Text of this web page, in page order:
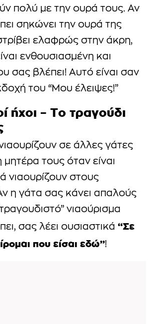
πολύ με την ουρά τους. Αν
σηκώνει την ουρά της
ελαφρώς στην άκρη,
ενθουσιασμένη και
σας βλέπει! Αυτό είναι σαν
του “Μου έλειψες!”
ήχοι – Το τραγούδι
σε άλλες γάτες
τους όταν είναι
νιαουρίζουν στους
η γάτα σας κάνει απαλούς
νιαούρισμα
σας λέει ουσιαστικά “Σε
που είσαι εδώ”!